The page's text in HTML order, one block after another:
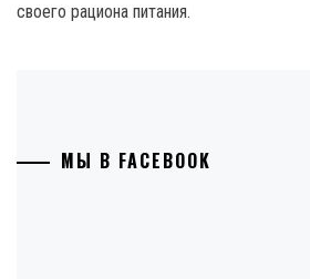
своего рациона питания.
МЫ В FACEBOOK